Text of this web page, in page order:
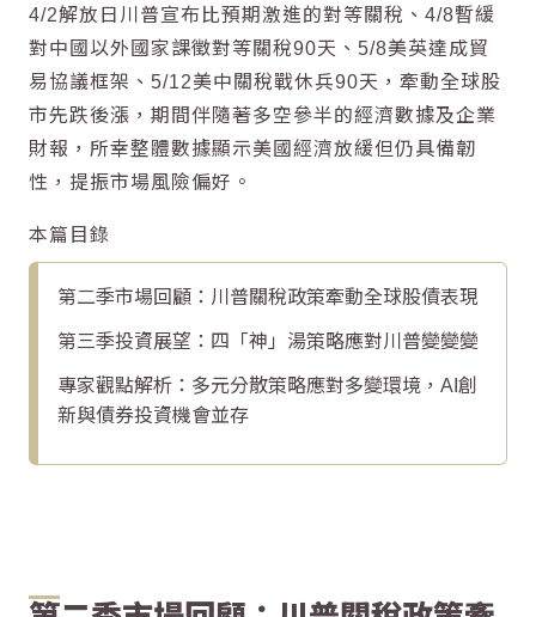
4/2解放日川普宣布比預期激進的對等關稅、4/8暫緩
對中國以外國家課徵對等關稅90天、5/8美英達成貿
易協議框架、5/12美中關稅戰休兵90天，牽動全球股
市先跌後漲，期間伴隨著多空參半的經濟數據及企業
財報，所幸整體數據顯示美國經濟放緩但仍具備韌
性，提振市場風險偏好。
本篇目錄
第二季市場回顧：川普關稅政策牽動全球股債表現
第三季投資展望：四「神」湯策略應對川普變變變
專家觀點解析：多元分散策略應對多變環境，AI創
新與債券投資機會並存